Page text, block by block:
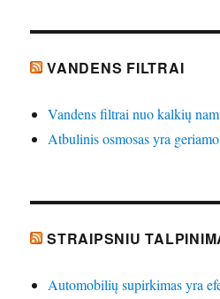
VANDENS FILTRAI
Vandens filtrai nuo kalkių
Atbulinis osmosas yra
STRAIPSNIU
Automobilių supirkimas yra